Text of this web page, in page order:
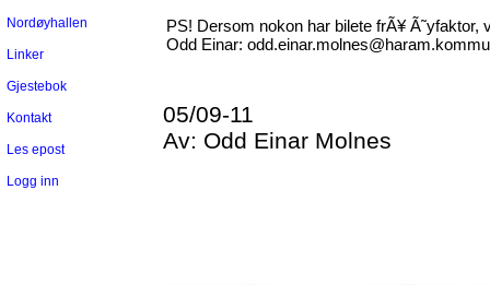
Nordøyhallen
Linker
Gjestebok
Kontakt
Les epost
Logg inn
PS! Dersom nokon har bilete frÃ¥ Ã˜yfaktor,
Odd Einar:
05/09-11
Av: Odd Einar Molnes